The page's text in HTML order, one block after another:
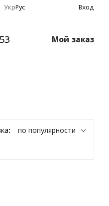
УкрРус Вход
Мой заказ
по популярности